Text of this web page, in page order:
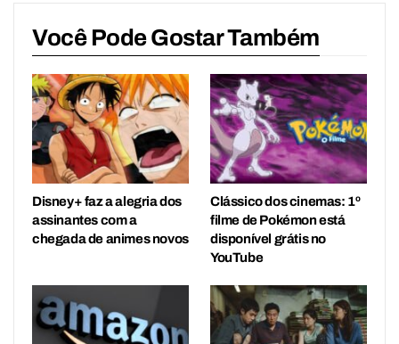
Você Pode Gostar Também
Disney+ faz a alegria dos
assinantes com a
chegada de animes novos
Clássico dos cinemas: 1º
filme de Pokémon está
disponível grátis no
YouTube